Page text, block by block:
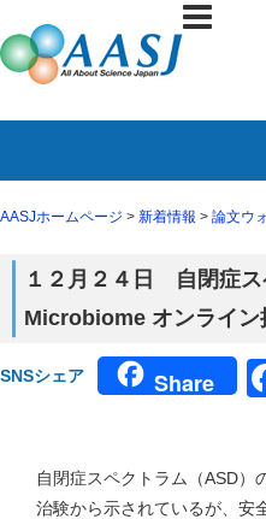
AASJホームページ > 新着情報 > 論文ウ
１２月２４日 自閉症ス
Microbiome オンライン
SNSシェア Share
自閉症スペクトラム（ASD）
治験から示されているが、安